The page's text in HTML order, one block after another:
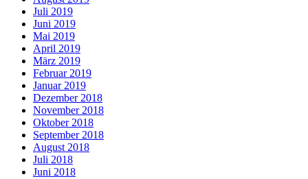
Juli 2019
Juni 2019
Mai 2019
April 2019
März 2019
Februar 2019
Januar 2019
Dezember 2018
November 2018
Oktober 2018
September 2018
August 2018
Juli 2018
Juni 2018